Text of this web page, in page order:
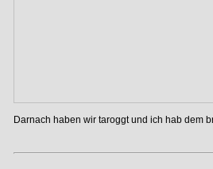
Darnach haben wir taroggt und ich hab dem